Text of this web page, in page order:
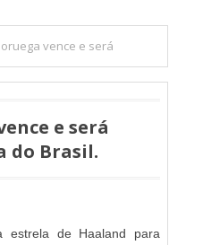
vence e será
e será
do Brasil.
estrela de Haaland para